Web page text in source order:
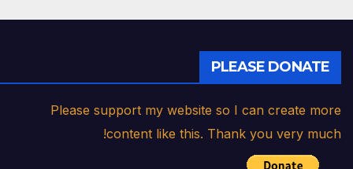
PLEASE DONATE
Please support my website so I can create more
content like this. Thank you very much!